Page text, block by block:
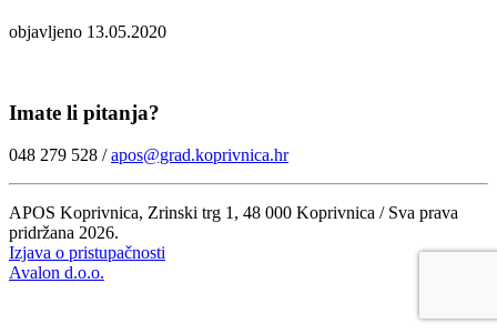
objavljeno 13.05.2020
Imate li pitanja?
048 279 528 /apos@grad.koprivnica.hr
APOS Koprivnica, Zrinski trg 1, 48 000 Koprivnica / Sva prava
pridržana 2026.
Izjava o pristupačnosti
Avalon d.o.o.